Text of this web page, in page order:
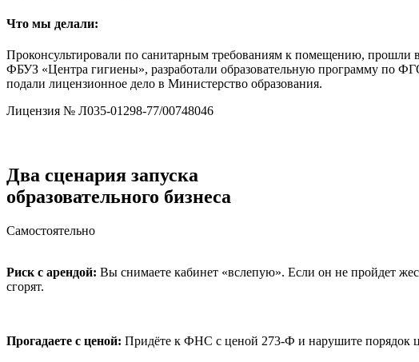
Что мы делали:
Проконсультировали по санитарным требованиям к помещению, прошли
ФБУЗ «Центра гигиены», разработали образовательную программу по
подали лицензионное дело в Министерство образования.
Лицензия № Л035-01298-77/00748046
Два сценария запуска
образовательного бизнеса
Самостоятельно
Риск с арендой: Вы снимаете кабинет «вслепую». Если он не пройдет
сгорят.
Прогадаете с ценой: Придёте к ФНС с ценой 273-Ф и нарушите порядок